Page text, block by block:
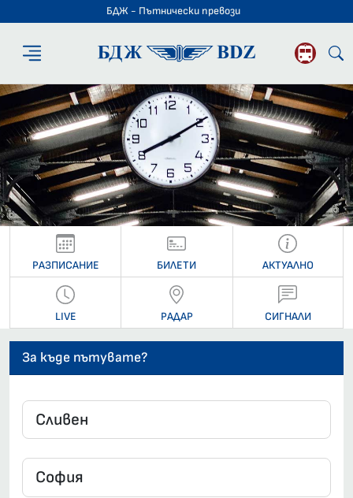
БДЖ - Пътнически превози
БДЖ -
РАЗПИСАНИЕ БИЛЕТИ АКТУАЛНО
LIVE РАДАР СИГНАЛИ
За къде пътувате?